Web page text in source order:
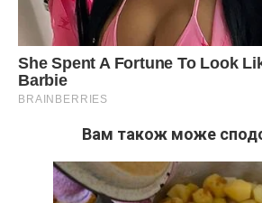
Вам також може